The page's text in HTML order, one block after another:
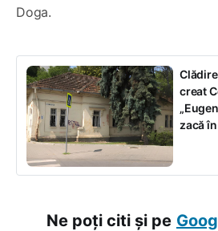
Doga.
creat
zacă
Ne poți citi și pe